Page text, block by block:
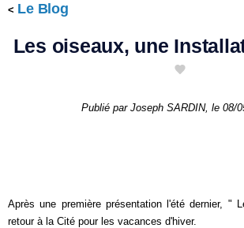
Le Blog
Les oiseaux, une
Publié par Joseph SARDIN, le 08/
Après une première présentation l'été dernier, "
retour à la Cité pour les vacances d'hiver.